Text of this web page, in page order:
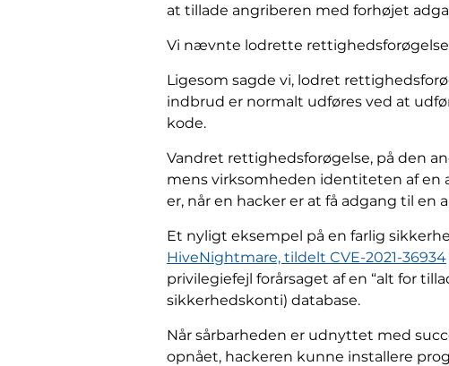
at tillade angriberen med forhøjet
Vi nævnte lodrette
Ligesom sagde vi, lodret
indbrud er normalt udføres ved at
kode.
Vandret rettighedsforøgelse, på den
mens virksomheden identiteten af ​​en
er, når en hacker er at få adgang til en
Et nyligt eksempel på en farlig
HiveNightmare, tildelt CVE-2021-36934
privilegiefejl forårsaget af en “alt for
sikkerhedskonti) database.
Når sårbarheden er udnyttet med
opnået, hackeren kunne installere